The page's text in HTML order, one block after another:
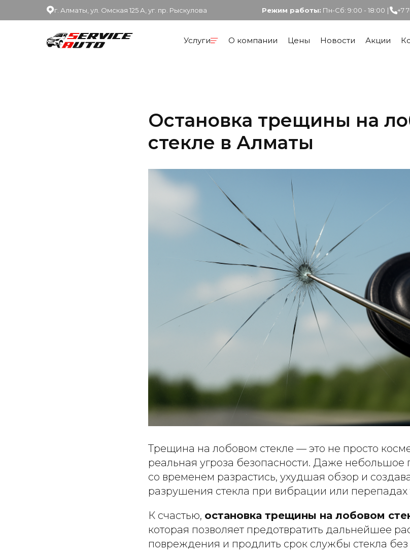
Услуги О компании Цены Новости Акции
Режим работы: Пн-Сб: 9:00 - 18:00 | +7
г. Алматы, ул. Омская 125 А, уг. пр. Рыскулова
Остановка трещины на
стекле в Алматы
Трещина на лобовом стекле — это не просто
реальная угроза безопасности. Даже
со временем разрастись, ухудшая обзор и
разрушения стекла при вибрации или перепадах
К счастью, остановка трещины на лобовом
которая позволяет предотвратить дальнейшее
повреждения и продлить срок службы стекла